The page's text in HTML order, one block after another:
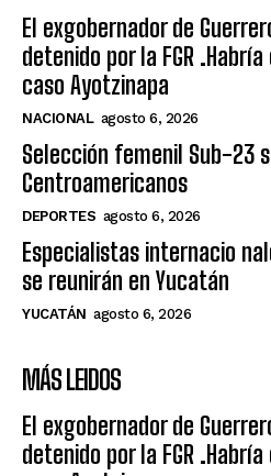
El exgobernador de
detenido por la FGR
caso Ayotzinapa
NACIONAL agosto 6, 2026
Selección femenil Sub-23
Centroamericanos
DEPORTES agosto 6, 2026
Especialistas internacio
se reunirán en Yucatán
YUCATÁN agosto 6, 2026
MÁS LEIDOS
El exgobernador de
detenido por la FGR